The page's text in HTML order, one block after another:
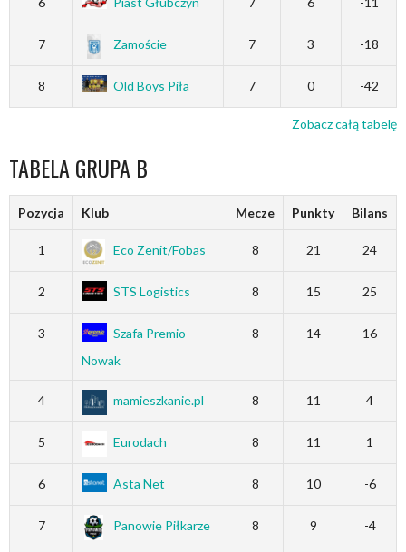
7 Zamoście 7 3 -18
8 Old Boys Piła 7 0 -42
Zobacz całą tabelę
TABELA GRUPA B
Pozycja Klub Mecze Punkty Bilans
1 Eco Zenit/Fobas 8 21 24
2 STS Logistics 8 15 25
3
Szafa Premio
Nowak
8 14 16
4 mamieszkanie.pl 8 11 4
5 Eurodach 8 11 1
6 Asta Net 8 10 -6
7 Panowie Piłkarze 8 9 -4